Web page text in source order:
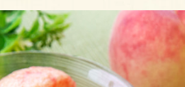
まで堪能できました。
さま❤️
2024年09月03